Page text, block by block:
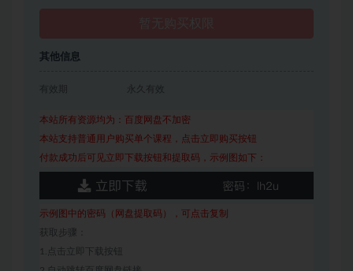
其他信息
有效期 永久有效
本站所有资源均为：百度网盘不加密
本站支持普通用户购买单个课程，点击立即购买按钮
付款成功后可见立即下载按钮和提取码，示例图如下：
示例图中的密码（网盘提取码），可点击复制
获取步骤：
1.点击立即下载按钮